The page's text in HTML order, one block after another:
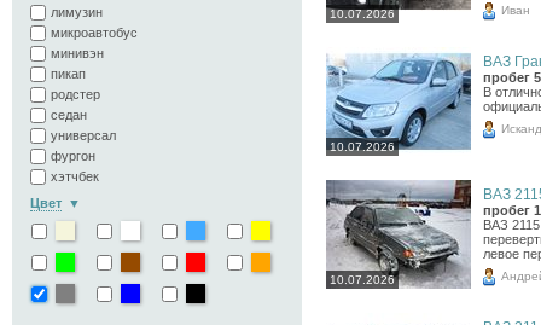
лимузин
микроавтобус
минивэн
пикап
родстер
седан
универсал
фургон
хэтчбек
Цвет
10.07.2026 Иван
10.07.2026
ВАЗ
пробег
В
10.07.2026
ВАЗ
пробег
ВАЗ
левое